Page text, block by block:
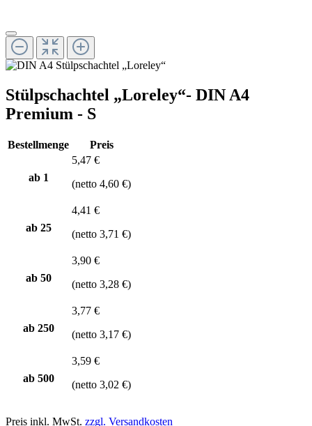
Stülpschachtel „Loreley“- DIN A4
Premium - S
Bestellmenge Preis
ab 1
5,47 €
(netto 4,60 €)
ab 25
4,41 €
(netto 3,71 €)
ab 50
3,90 €
(netto 3,28 €)
ab 250
3,77 €
(netto 3,17 €)
ab 500
3,59 €
(netto 3,02 €)
Preis inkl. MwSt. zzgl. Versandkosten